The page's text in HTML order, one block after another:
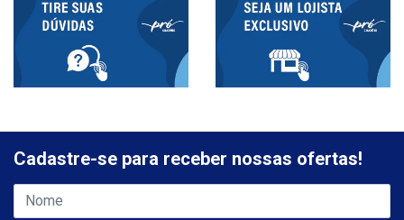
Cadastre-se para receber nossas ofertas!